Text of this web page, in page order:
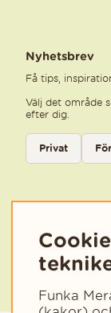
Nyhetsbrev
Få tips,
Välj det område
efter dig.
Välj kategori för
Privat
Funka